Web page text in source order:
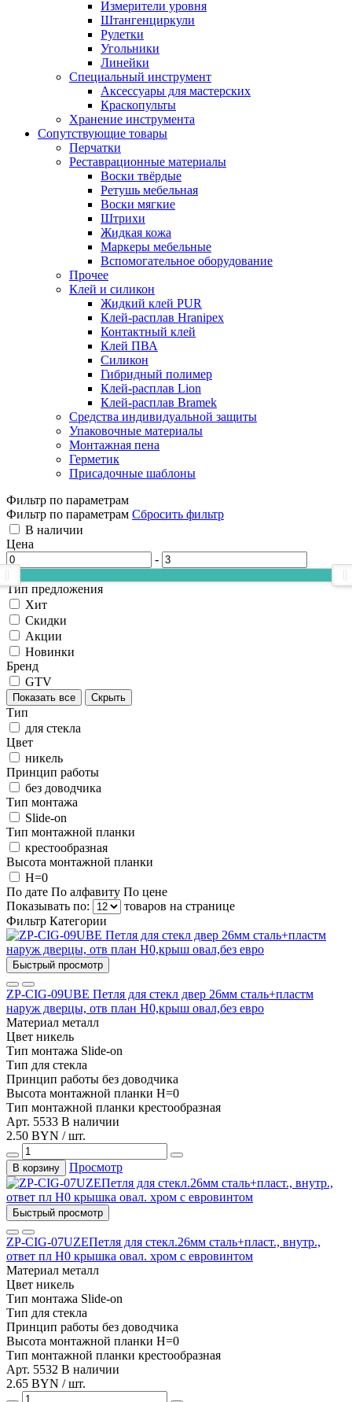
Измерители уровня
Штангенциркули
Рулетки
Угольники
Линейки
Специальный инструмент
Аксессуары для мастерских
Краскопульты
Хранение инструмента
Сопутствующие товары
Перчатки
Реставрационные материалы
Воски твёрдые
Ретушь мебельная
Воски мягкие
Штрихи
Жидкая кожа
Маркеры мебельные
Вспомогательное оборудование
Прочее
Клей и силикон
Жидкий клей PUR
Клей-расплав Hranipex
Контактный клей
Клей ПВА
Силикон
Гибридный полимер
Клей-расплав Lion
Клей-расплав Bramek
Средства индивидуальной защиты
Упаковочные материалы
Монтажная пена
Герметик
Присадочные шаблоны
Фильтр по параметрам
Фильтр по параметрам Сбросить фильтр
В наличии
Цена
-
Тип предложения
Хит
Скидки
Акции
Новинки
Бренд
GTV
Показать все Скрыть
Тип
для стекла
Цвет
никель
Принцип работы
без доводчика
Тип монтажа
Slide-on
Тип монтажной планки
крестообразная
Высота монтажной планки
H=0
По дате По алфавиту По цене
Показывать по:
товаров на странице
Фильтр Категории
Быстрый просмотр
ZP-CIG-09UBE Петля для стекл двер 26мм сталь+пластм
наруж дверцы, отв план Н0,крыш овал,без евро
Материал металл
Цвет никель
Тип монтажа Slide-on
Тип для стекла
Принцип работы без доводчика
Высота монтажной планки H=0
Тип монтажной планки крестообразная
Арт. 5533 В наличии
2.50 BYN / шт.
В корзину Просмотр
Быстрый просмотр
ZP-CIG-07UZEПетля для стекл.26мм сталь+пласт., внутр.,
ответ пл Н0 крышка овал. хром с евровинтом
Материал металл
Цвет никель
Тип монтажа Slide-on
Тип для стекла
Принцип работы без доводчика
Высота монтажной планки H=0
Тип монтажной планки крестообразная
Арт. 5532 В наличии
2.65 BYN / шт.